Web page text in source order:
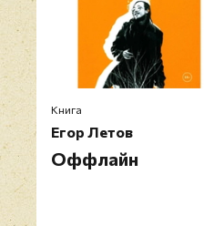
Книга
Егор Летов
Оффлайн